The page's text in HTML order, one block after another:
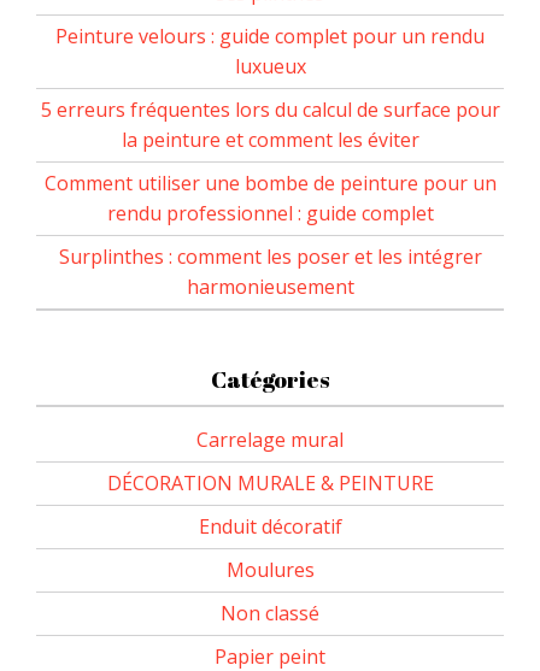
Peinture velours : guide complet pour un rendu
luxueux
5 erreurs fréquentes lors du calcul de surface pour
la peinture et comment les éviter
Comment utiliser une bombe de peinture pour un
rendu professionnel : guide complet
Surplinthes : comment les poser et les intégrer
harmonieusement
Catégories
Carrelage mural
DÉCORATION MURALE & PEINTURE
Enduit décoratif
Moulures
Non classé
Papier peint